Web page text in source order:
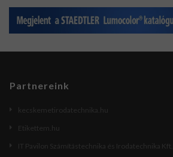
Partnereink
kecskemetirodatechnika.hu
Etikettem.hu
IT Pavilon Számítástechnika és Irodatechnika Kft.